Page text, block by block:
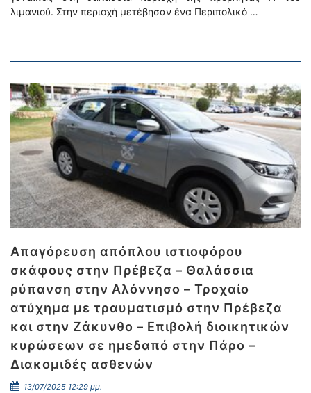
λιμανιού. Στην περιοχή μετέβησαν ένα Περιπολικό …
Απαγόρευση απόπλου ιστιοφόρου
σκάφους στην Πρέβεζα – Θαλάσσια
ρύπανση στην Αλόννησο – Τροχαίο
ατύχημα με τραυματισμό στην Πρέβεζα
και στην Ζάκυνθο – Επιβολή διοικητικών
κυρώσεων σε ημεδαπό στην Πάρο –
Διακομιδές ασθενών
13/07/2025 12:29 μμ.